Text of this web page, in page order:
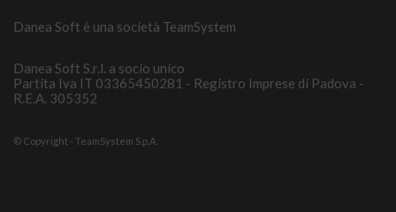
Danea Soft è una società TeamSystem
Danea Soft S.r.l. a socio unico
Partita Iva IT 03365450281 - Registro Imprese di Padova -
R.E.A. 305352
© Copyright - TeamSystem S.p.A.